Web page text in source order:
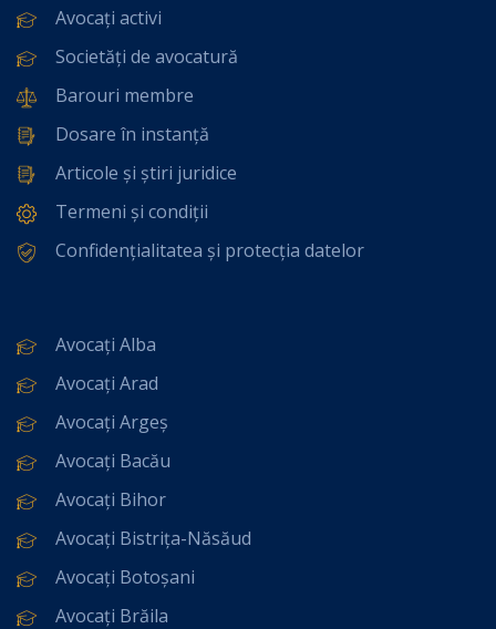
Avocați activi
Societăți de avocatură
Barouri membre
Dosare în instanță
Articole și știri juridice
Termeni și condiții
Confidențialitatea și protecția datelor
Avocați Alba
Avocați Arad
Avocați Argeș
Avocați Bacău
Avocați Bihor
Avocați Bistrița-Năsăud
Avocați Botoșani
Avocați Brăila